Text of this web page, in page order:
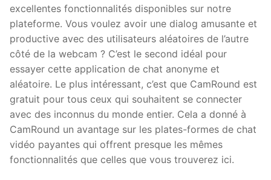
excellentes fonctionnalités disponibles sur notre
plateforme. Vous voulez avoir une dialog amusante et
productive avec des utilisateurs aléatoires de l’autre
côté de la webcam ? C’est le second idéal pour
essayer cette application de chat anonyme et
aléatoire. Le plus intéressant, c’est que CamRound est
gratuit pour tous ceux qui souhaitent se connecter
avec des inconnus du monde entier. Cela a donné à
CamRound un avantage sur les plates-formes de chat
vidéo payantes qui offrent presque les mêmes
fonctionnalités que celles que vous trouverez ici.